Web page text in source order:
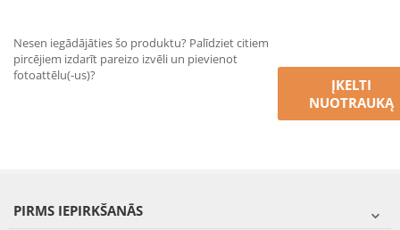
Nesen iegādājāties šo produktu? Palīdziet citiem
pircējiem izdarīt pareizo izvēli un pievienot
fotoattēlu(-us)?
ĮKELTI
NUOTRAUKĄ
PIRMS IEPIRKŠANĀS